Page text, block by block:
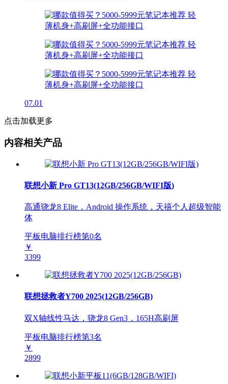
07.01
点击加载更多
内容相关产品
联想小新 Pro GT13(12GB/256GB/WIFI版)
高通骁龙8 Elite，Android 操作系统，天禧个人超级智能
体
平板电脑排行榜第0名
￥
3399
联想拯救者Y700 2025(12GB/256GB)
双X轴线性马达，骁龙8 Gen3，165H高刷屏
平板电脑排行榜第3名
￥
2899